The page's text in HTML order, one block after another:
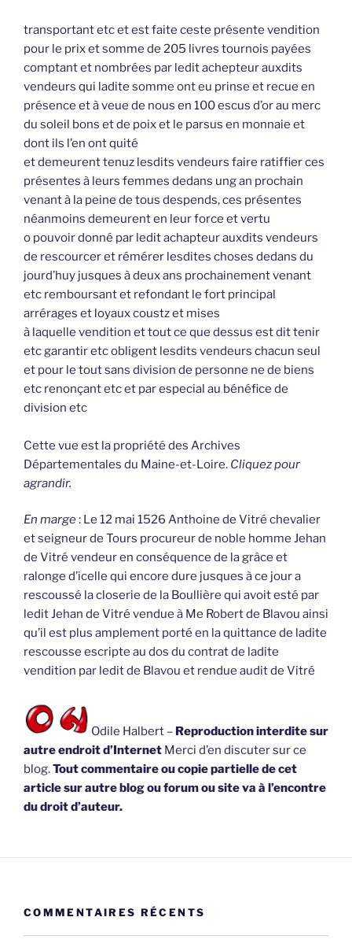
transportant etc et est faite ceste présente vendition
pour le prix et somme de 205 livres tournois payées
comptant et nombrées par ledit achepteur auxdits
vendeurs qui ladite somme ont eu prinse et recue en
présence et à veue de nous en 100 escus d’or au merc
du soleil bons et de poix et le parsus en monnaie et
dont ils l’en ont quité
et demeurent tenuz lesdits vendeurs faire ratiffier ces
présentes à leurs femmes dedans ung an prochain
venant à la peine de tous despends, ces présentes
néanmoins demeurent en leur force et vertu
o pouvoir donné par ledit achapteur auxdits vendeurs
de rescourcer et rémérer lesdites choses dedans du
jourd’huy jusques à deux ans prochainement venant
etc remboursant et refondant le fort principal
arrérages et loyaux coustz et mises
à laquelle vendition et tout ce que dessus est dit tenir
etc garantir etc obligent lesdits vendeurs chacun seul
et pour le tout sans division de personne ne de biens
etc renonçant etc et par especial au bénéfice de
division etc
Cette vue est la propriété des Archives
Départementales du Maine-et-Loire. Cliquez pour
agrandir.
En marge: Le 12 mai 1526 Anthoine de Vitré chevalier
et seigneur de Tours procureur de noble homme Jehan
de Vitré vendeur en conséquence de la grâce et
ralonge d’icelle qui encore dure jusques à ce jour a
rescoussé la closerie de la Boullière qui avoit esté par
ledit Jehan de Vitré vendue à Me Robert de Blavou ainsi
qu’il est plus amplement porté en la quittance de ladite
rescousse escripte au dos du contrat de ladite
vendition par ledit de Blavou et rendue audit de Vitré
Odile Halbert – Reproduction interdite sur
autre endroit d’Internet Merci d’en discuter sur ce
blog.Tout commentaire ou copie partielle de cet
article sur autre blog ou forum ou site va à l’encontre
du droit d’auteur.
COMMENTAIRES RÉCENTS